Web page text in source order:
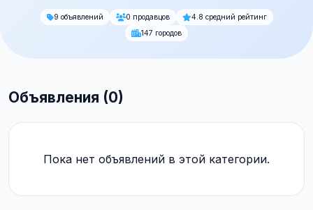
9 объявлений 0 продавцов
4.8 средний рейтинг
147 городов
Объявления (0)
Пока нет объявлений в этой категории.